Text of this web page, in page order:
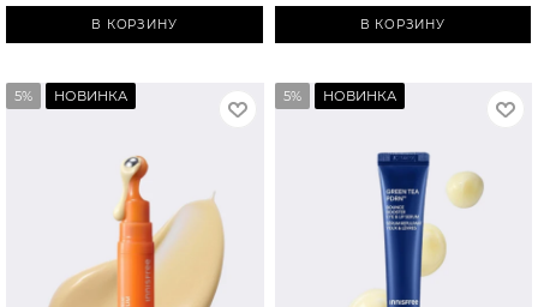
В КОРЗИНУ В КОРЗИНУ
5% НОВИНКА 5% НОВИНКА